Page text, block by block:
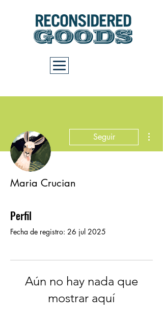
Seguir
Maria Crucian
Perfil
Fecha de registro: 26 jul 2025
Aún no hay nada que
mostrar aquí